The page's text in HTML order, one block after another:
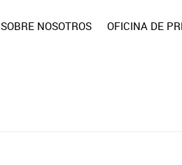
SOBRE NOSOTROS OFICINA DE